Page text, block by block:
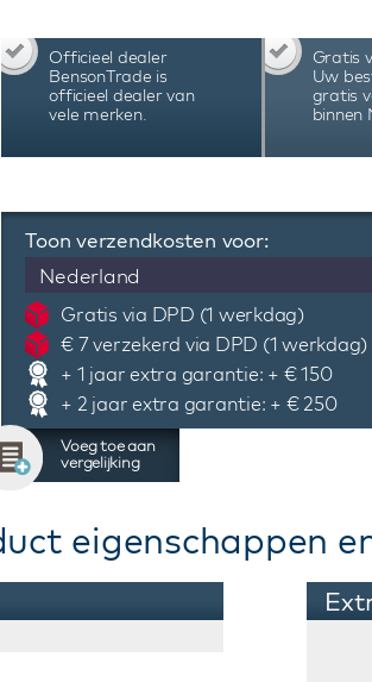
kroon, rotor en vouwsluiting.
kleuren. Dit Van Speyk Courage
handleiding, certificaat en 3
Officieel dealer
BensonTrade is
officieel dealer van
vele merken.
Gratis
Uw
gratis
binnen
Toon verzendkosten voor:
Nederland
Gratis via DPD (1 werkdag)
€ 7 verzekerd via DPD (1 werkdag)
+ 1 jaar extra garantie: + € 150
+ 2 jaar extra garantie: + € 250
Voeg toe aan
vergelijking
eigenschappen